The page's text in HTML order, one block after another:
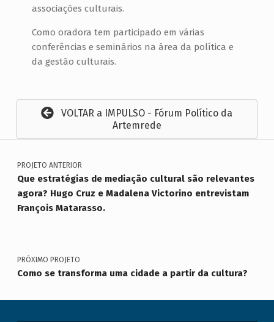
associações culturais.
Como oradora tem participado em várias
conferências e seminários na área da política e
da gestão culturais.
VOLTAR a IMPULSO - Fórum Político da
Artemrede
Voltar à navegação principal
Navegação de artigos
PROJETO ANTERIOR
Que estratégias de mediação cultural são relevantes
agora? Hugo Cruz e Madalena Victorino entrevistam
François Matarasso.
PRÓXIMO PROJETO
Como se transforma uma cidade a partir da cultura?